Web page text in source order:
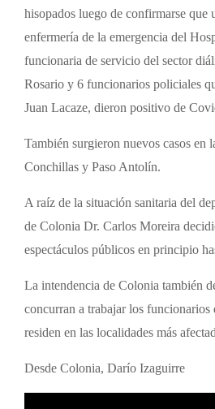
hisopados luego de confirmarse que
enfermería de la emergencia del
funcionaria de servicio del sector
Rosario y 6 funcionarios policiales
Juan Lacaze, dieron positivo de
También surgieron nuevos casos en
Conchillas y Paso Antolín.
A raíz de la situación sanitaria del
de Colonia Dr. Carlos Moreira
espectáculos públicos en principio
La intendencia de Colonia también
concurran a trabajar los funcionarios
residen en las localidades más
Desde Colonia, Darío Izaguirre